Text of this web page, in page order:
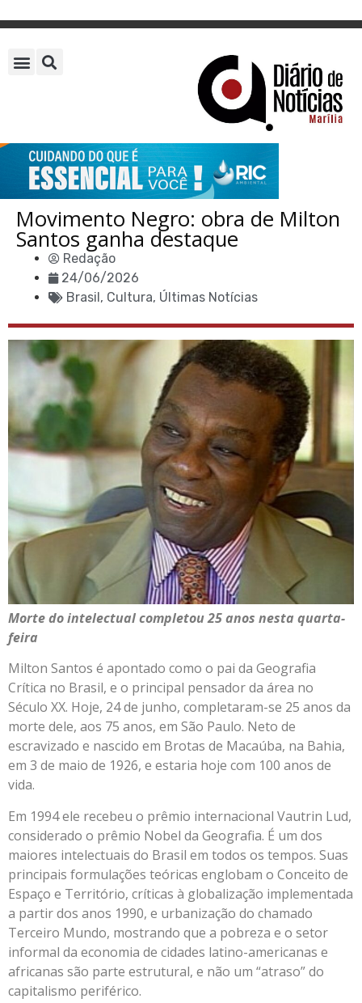
Movimento Negro: obra de Milton
Santos ganha destaque
Redação
24/06/2026
Brasil, Cultura, Últimas Notícias
Morte do intelectual completou 25 anos nesta quarta-
feira
Milton Santos é apontado como o pai da Geografia
Crítica no Brasil, e o principal pensador da área no
Século XX. Hoje, 24 de junho, completaram-se 25 anos da
morte dele, aos 75 anos, em São Paulo. Neto de
escravizado e nascido em Brotas de Macaúba, na Bahia,
em 3 de maio de 1926, e estaria hoje com 100 anos de
vida.
Em 1994 ele recebeu o prêmio internacional Vautrin Lud,
considerado o prêmio Nobel da Geografia. É um dos
maiores intelectuais do Brasil em todos os tempos. Suas
principais formulações teóricas englobam o Conceito de
Espaço e Território, críticas à globalização implementada
a partir dos anos 1990, e urbanização do chamado
Terceiro Mundo, mostrando que a pobreza e o setor
informal da economia de cidades latino-americanas e
africanas são parte estrutural, e não um “atraso” do
capitalismo periférico.